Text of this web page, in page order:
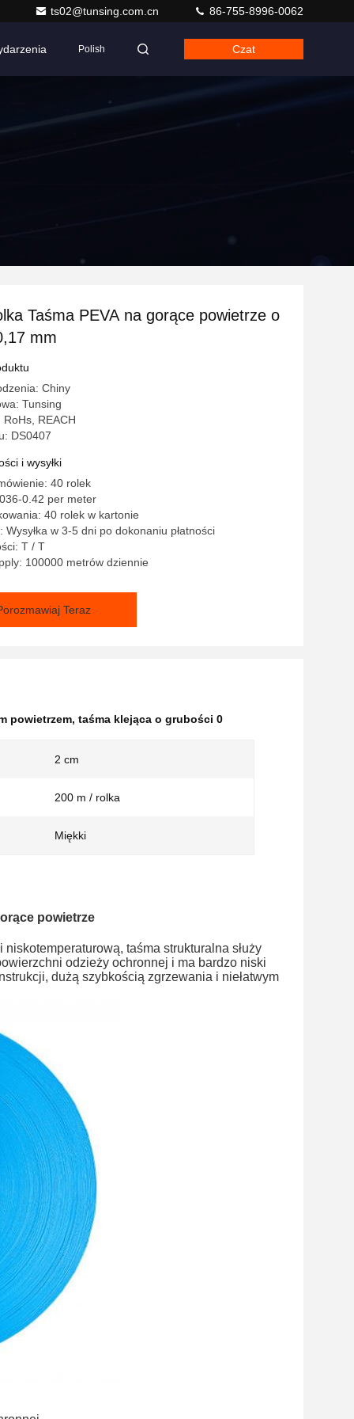
ts02@tunsing.com.cn 86-755-8996-0062
Polish Czat
Taśma PEVA na gorące powietrze o
mm
Chiny
Tunsing
REACH
DS0407
i wysyłki
40 rolek
0.42 per meter
40 rolek w kartonie
Wysyłka w 3-5 dni po dokonaniu płatności
T / T
100000 metrów dziennie
Teraz
powietrzem, taśma klejąca o grubości 0
2 cm
200 m / rolka
Miękki
powietrze
taśma strukturalna służy
odzieży ochronnej i ma bardzo niski
dużą szybkością zgrzewania i niełatwym